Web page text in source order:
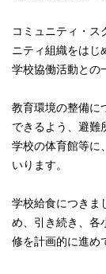
コミュニティ・ス
ニティ組織をはじ
学校協働活動との
教育環境の整備に
できるよう、避難
学校の体育館等に
いります。
学校給食につきま
め、引き続き、各
修を計画的に進め